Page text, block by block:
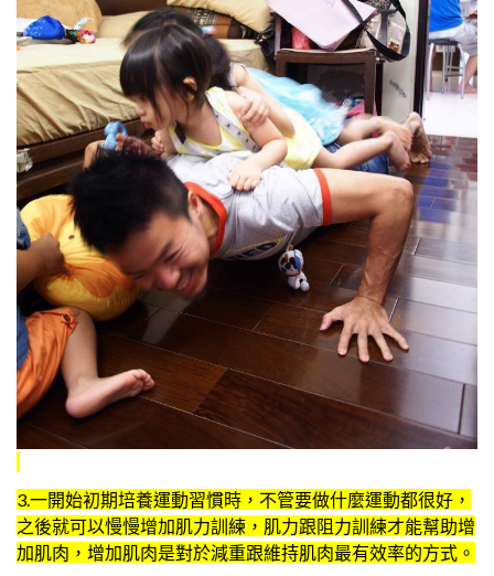
3.一開始初期培養運動習慣時，不管要做什麼運動都很好，
之後就可以慢慢增加肌力訓練，肌力跟阻力訓練才能幫助增
加肌肉，增加肌肉是對於減重跟維持肌肉最有效率的方式。